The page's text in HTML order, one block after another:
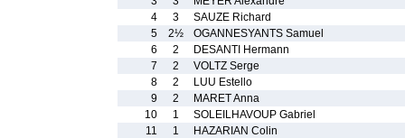
4
3
SAUZE Richard
5
2½
OGANNESYANTS Samuel
6
2
DESANTI Hermann
7
2
VOLTZ Serge
8
2
LUU Estello
9
2
MARET Anna
10
1
SOLEILHAVOUP Gabriel
11
1
HAZARIAN Colin